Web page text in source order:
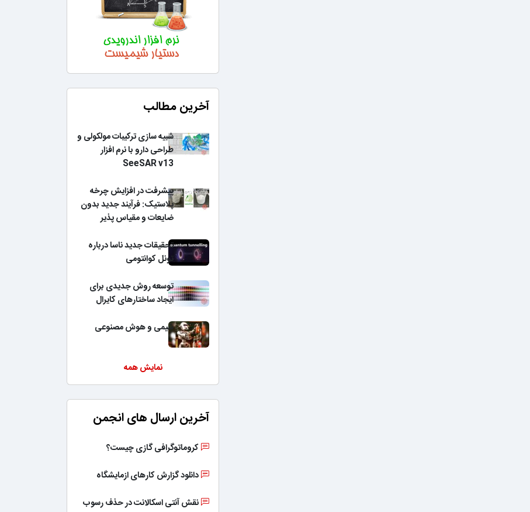
آخرین مطالب
شبیه سازی ترکیبات مولکولی و
طراحی دارو با نرم افزار
SeeSAR v13
پیشرفت در افزایش چرخه
پلاستیک: فرآیند جدید بدون
ضایعات و مقیاس پذیر
تحقیقات جدید ناسا درباره
تونل کوانتومی
توسعه روش جدیدی برای
ایجاد ساختارهای کایرال
شیمی و هوش مصنوعی
نمایش همه
آخرین ارسال های انجمن
کروماتوگرافی گازی چیست؟
دانلود گزارش کارهای ازمایشگاه
نقش آنتی اسکالانت در حذف رسوب